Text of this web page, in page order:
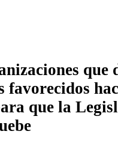
que
favorecidos
que la